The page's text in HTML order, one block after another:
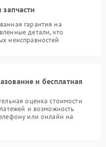
гарантия на
детали, что
неисправностей
и бесплатная
оценка стоимости
и возможность
или онлайн на